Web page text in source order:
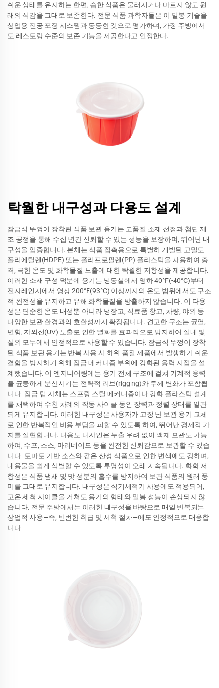
쉬운 상태를 유지하는 한편, 습한 식품은 물러지거나 마르지 않고 원
래의 식감을 그대로 보존한다. 전문 식품 과학자들은 이 밀봉 기술을
상업용 진공 포장 시스템과 동등한 것으로 평가하며, 가정 주방에서
도 레스토랑 수준의 보존 기능을 제공한다고 인정한다.
탁월한 내구성과 다용도 설계
잠금식 뚜껑이 장착된 식품 보관 용기는 고품질 소재 선정과 첨단 제
조 공정을 통해 수십 년간 신뢰할 수 있는 성능을 보장하며, 뛰어난 내
구성을 입증합니다. 본체는 식품 접촉용으로 특별히 개발된 고밀도
폴리에틸렌(HDPE) 또는 폴리프로필렌(PP) 플라스틱을 사용하여 충
격, 극한 온도 및 화학물질 노출에 대한 탁월한 저항성을 제공합니다.
이러한 소재 구성 덕분에 용기는 냉동실에서 영하 40°F(-40°C)부터
전자레인지에서 영상 200°F(93°C) 이상까지의 온도 범위에서도 구조
적 완전성을 유지하고 유해 화학물질을 방출하지 않습니다. 이 다용
성은 단순한 온도 내성뿐 아니라 냉장고, 식료품 창고, 차량, 야외 등
다양한 보관 환경과의 호환성까지 확장됩니다. 견고한 구조는 균열,
변형, 자외선(UV) 노출로 인한 열화를 효과적으로 방지하여 실내 및
실외 모두에서 안정적으로 사용할 수 있습니다. 잠금식 뚜껑이 장착
된 식품 보관 용기는 반복 사용 시 하위 품질 제품에서 발생하기 쉬운
결함을 방지하기 위해 잠금 메커니즘 부위에 강화된 응력 지점을 설
계했습니다. 이 엔지니어링에는 용기 전체 구조에 걸쳐 기계적 응력
을 균등하게 분산시키는 전략적 리브(rigging)와 두께 변화가 포함됩
니다. 잠금 탭 자체는 스프링 스틸 메커니즘이나 강화 플라스틱 설계
를 채택하여 수천 차례의 작동 사이클 동안 장력과 정렬 상태를 일관
되게 유지합니다. 이러한 내구성은 사용자가 고장 난 보관 용기 교체
로 인한 반복적인 비용 부담을 피할 수 있도록 하여, 뛰어난 경제적 가
치를 실현합니다. 다용도 디자인은 누출 우려 없이 액체 보관도 가능
하여, 수프, 소스, 마리네이드 등을 완전한 신뢰감으로 보관할 수 있습
니다. 토마토 기반 소스와 같은 산성 식품으로 인한 변색에도 강하며,
내용물을 쉽게 식별할 수 있도록 투명성이 오래 지속됩니다. 화학 저
항성은 식품 냄새 및 맛 성분의 흡수를 방지하여 보관 식품의 원래 풍
미를 그대로 유지합니다. 내구성은 식기세척기 사용에도 적용되어,
고온 세척 사이클을 거쳐도 용기의 형태와 밀봉 성능이 손상되지 않
습니다. 전문 주방에서는 이러한 내구성을 바탕으로 매일 반복되는
상업적 사용—즉, 빈번한 취급 및 세척 절차—에도 안정적으로 대응합
니다.